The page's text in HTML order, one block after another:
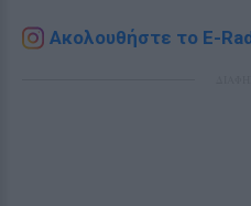
Ακολουθήστε το E-